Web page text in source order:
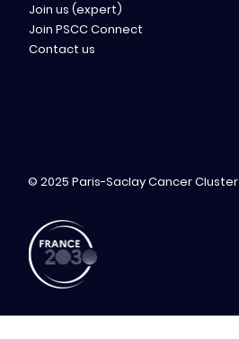
Join us (expert)
Join PSCC Connect
Contact us
© 2025 Paris-Saclay Cancer Cluster